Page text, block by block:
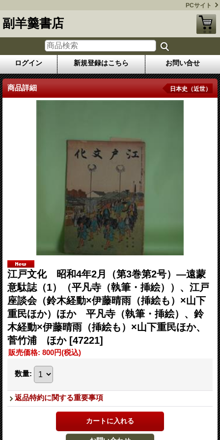
PCサイト
副羊羹書店
ログイン 新規登録はこちら お問い合せ
商品詳細 日本史（近世）
江戸文化 昭和4年2月（第3巻第2号）―遠蒙
意駄誌（1）（平凡寺（執筆・挿絵））、江戸
座談会（鈴木経動×伊藤晴雨（挿絵も）×山下
重民ほか）ほか 平凡寺（執筆・挿絵）、鈴
木経動×伊藤晴雨（挿絵も）×山下重民ほか、
菅竹浦 ほか [47221]
販売価格: 800円(税込)
数量:
返品特約に関する重要事項